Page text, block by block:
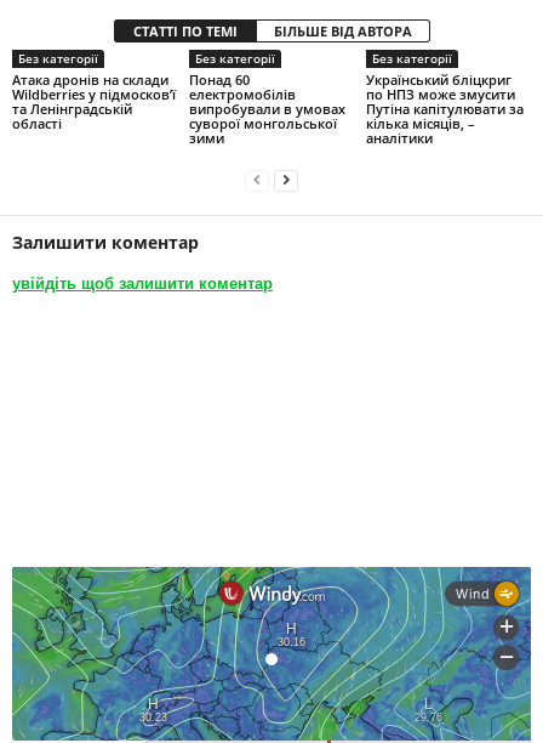
СТАТТІ ПО ТЕМІ БІЛЬШЕ ВІД АВТОРА
Без категорії
Атака дронів на склади
Wildberries у підмосков’ї
та Ленінградській
області
Без категорії
Понад 60
електромобілів
випробували в умовах
суворої монгольської
зими
Без категорії
Український бліцкриг
по НПЗ може змусити
Путіна капітулювати за
кілька місяців, –
аналітики
Залишити коментар
увійдіть щоб залишити коментар